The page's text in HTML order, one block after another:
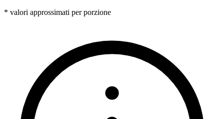
* valori approssimati per porzione